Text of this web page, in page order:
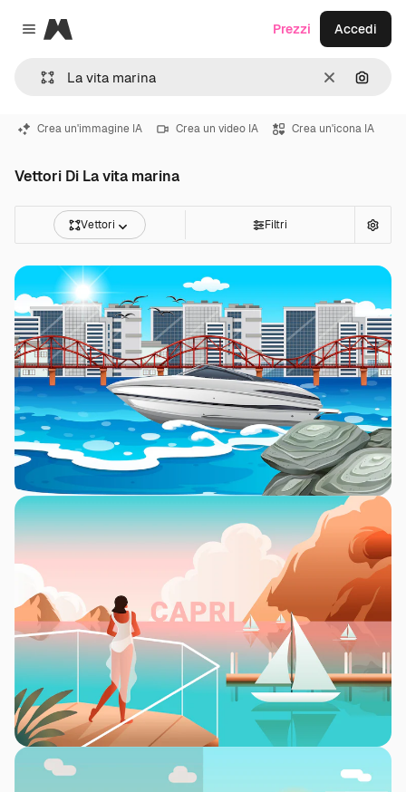
Close menu
Magnific
CancellaCerca
Prezzi Accedi
Crea un'immagine IA Crea un video IA Crea un'icona IA
Vettori Di La vita marina
Vettori Filtri